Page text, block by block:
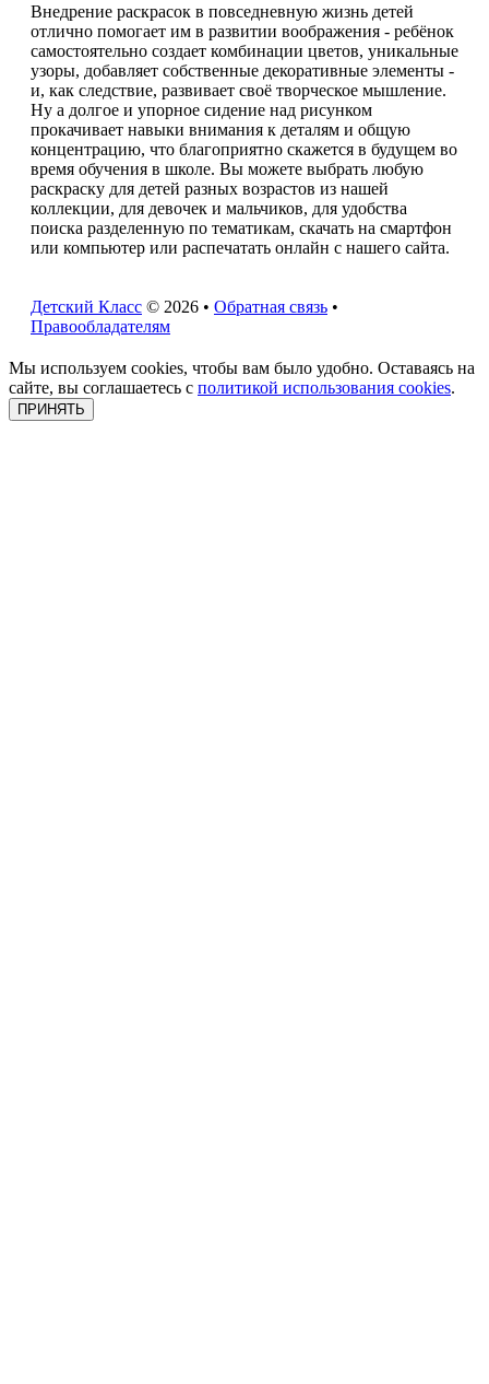
Внедрение раскрасок в повседневную жизнь детей
отлично помогает им в развитии воображения - ребёнок
самостоятельно создает комбинации цветов, уникальные
узоры, добавляет собственные декоративные элементы -
и, как следствие, развивает своё творческое мышление.
Ну а долгое и упорное сидение над рисунком
прокачивает навыки внимания к деталям и общую
концентрацию, что благоприятно скажется в будущем во
время обучения в школе. Вы можете выбрать любую
раскраску для детей разных возрастов из нашей
коллекции, для девочек и мальчиков, для удобства
поиска разделенную по тематикам, скачать на смартфон
или компьютер или распечатать онлайн с нашего сайта.
Детский Класс © 2026 • Обратная связь •
Правообладателям
Мы используем cookies, чтобы вам было удобно. Оставаясь на
сайте, вы соглашаетесь с политикой использования cookies.
ПРИНЯТЬ